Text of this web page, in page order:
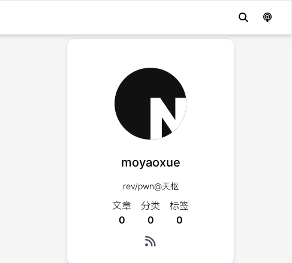
moyaoxue
rev/pwn@天枢
文章
0
分类
0
标签
0